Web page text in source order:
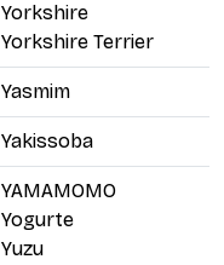
Yorkshire
Yorkshire Terrier
Yasmim
Yakissoba
YAMAMOMO
Yogurte
Yuzu